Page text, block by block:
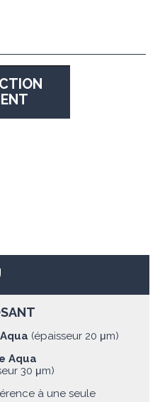
(épaisseur 20 μm)
Aqua
30 μm)
à une seule